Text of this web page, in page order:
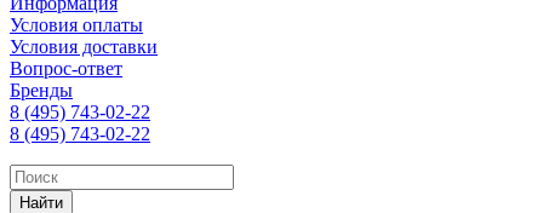
Условия оплаты
Условия доставки
Вопрос-ответ
Бренды
8 (495) 743-02-22
8 (495) 743-02-22
Найти